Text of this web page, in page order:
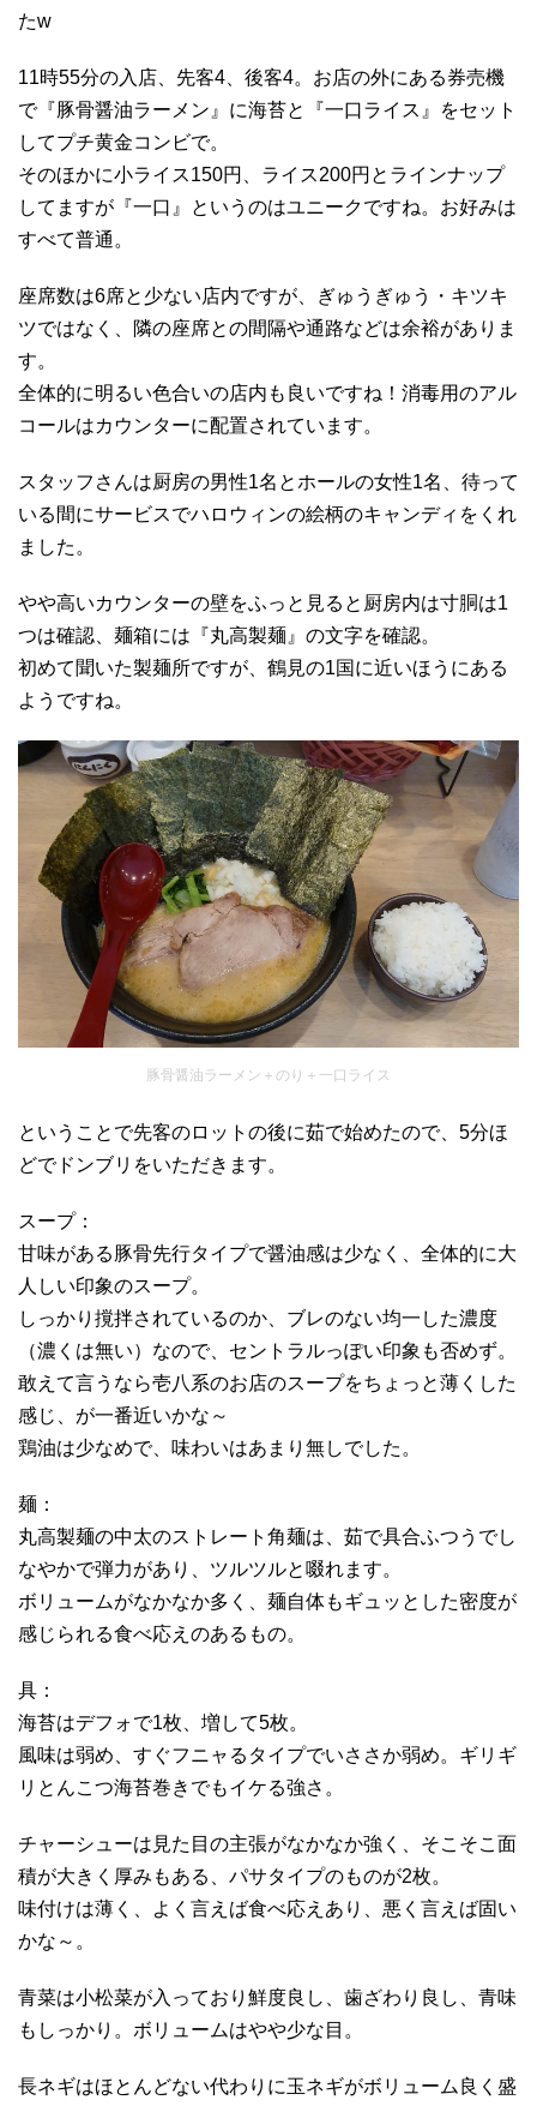
たw
11時55分の入店、先客4、後客4。お店の外にある券売機
で『豚骨醤油ラーメン』に海苔と『一口ライス』をセット
してプチ黄金コンビで。
そのほかに小ライス150円、ライス200円とラインナップ
してますが『一口』というのはユニークですね。お好みは
すべて普通。
座席数は6席と少ない店内ですが、ぎゅうぎゅう・キツキ
ツではなく、隣の座席との間隔や通路などは余裕がありま
す。
全体的に明るい色合いの店内も良いですね！消毒用のアル
コールはカウンターに配置されています。
スタッフさんは厨房の男性1名とホールの女性1名、待って
いる間にサービスでハロウィンの絵柄のキャンディをくれ
ました。
やや高いカウンターの壁をふっと見ると厨房内は寸胴は1
つは確認、麺箱には『丸高製麺』の文字を確認。
初めて聞いた製麺所ですが、鶴見の1国に近いほうにある
ようですね。
豚骨醤油ラーメン＋のり＋一口ライス
ということで先客のロットの後に茹で始めたので、5分ほ
どでドンブリをいただきます。
スープ：
甘味がある豚骨先行タイプで醤油感は少なく、全体的に大
人しい印象のスープ。
しっかり撹拌されているのか、ブレのない均一した濃度
（濃くは無い）なので、セントラルっぽい印象も否めず。
敢えて言うなら壱八系のお店のスープをちょっと薄くした
感じ、が一番近いかな～
鶏油は少なめで、味わいはあまり無しでした。
麺：
丸高製麺の中太のストレート角麺は、茹で具合ふつうでし
なやかで弾力があり、ツルツルと啜れます。
ボリュームがなかなか多く、麺自体もギュッとした密度が
感じられる食べ応えのあるもの。
具：
海苔はデフォで1枚、増して5枚。
風味は弱め、すぐフニャるタイプでいささか弱め。ギリギ
リとんこつ海苔巻きでもイケる強さ。
チャーシューは見た目の主張がなかなか強く、そこそこ面
積が大きく厚みもある、パサタイプのものが2枚。
味付けは薄く、よく言えば食べ応えあり、悪く言えば固い
かな～。
青菜は小松菜が入っており鮮度良し、歯ざわり良し、青味
もしっかり。ボリュームはやや少な目。
長ネギはほとんどない代わりに玉ネギがボリューム良く盛